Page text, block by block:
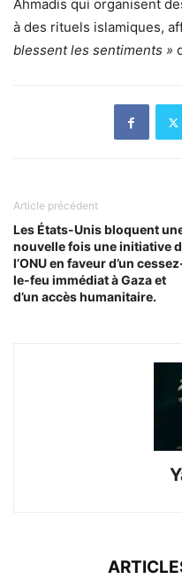
Ahmadis qui organisent
à des rituels islamiques,
blessent les sentiments »
Article précédent
Les États-Unis bloquent
nouvelle fois une initiative
l’ONU en faveur d’un
le-feu immédiat à Gaza et
d’un accès humanitaire.